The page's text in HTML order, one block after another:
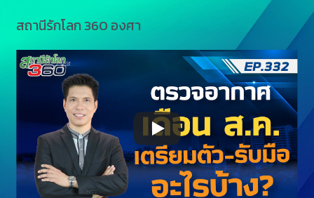
สถานีรักโลก 360 องศา